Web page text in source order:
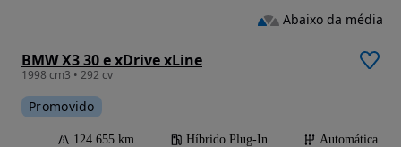
BMW X3 30 e xDrive xLine
1998 cm3 • 292 cv
Promovido
124 655 km Híbrido Plug-In
Automática
Abaixo da média